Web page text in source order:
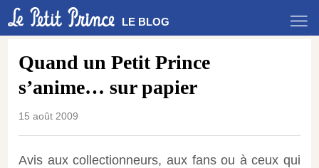
LE BLOG
Quand un Petit Prince
s’anime… sur papier
15 août 2009
Avis aux collectionneurs, aux fans ou à ceux qui